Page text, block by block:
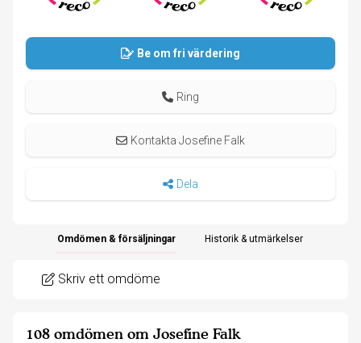
Be om fri värdering
Ring
Kontakta Josefine Falk
Dela
Omdömen & försäljningar Historik & utmärkelser
Skriv ett omdöme
108 omdömen om Josefine Falk